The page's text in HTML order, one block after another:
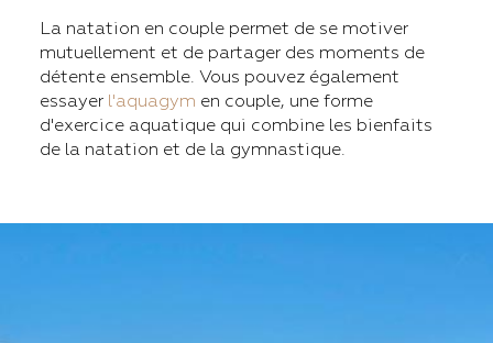
La natation en couple permet de se motiver
mutuellement et de partager des moments de
détente ensemble. Vous pouvez également
essayer l'aquagym en couple, une forme
d'exercice aquatique qui combine les bienfaits
de la natation et de la gymnastique.